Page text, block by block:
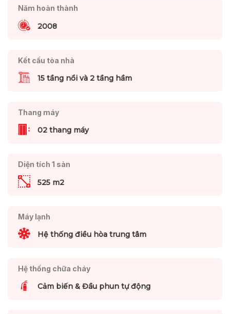
Năm hoàn thành
2008
Kết cấu tòa nhà
15 tầng nổi và 2 tầng hầm
Thang máy
02 thang máy
Diện tích 1 sàn
525 m2
Máy lạnh
Hệ thống điều hòa trung tâm
Hệ thống chữa cháy
Cảm biến & Đầu phun tự động